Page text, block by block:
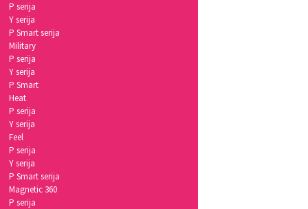
P serija
Y serija
P Smart serija
Military
P serija
Y serija
P Smart
Heat
P serija
Y serija
Feel
P serija
Y serija
P Smart serija
Magnetic 360
P serija